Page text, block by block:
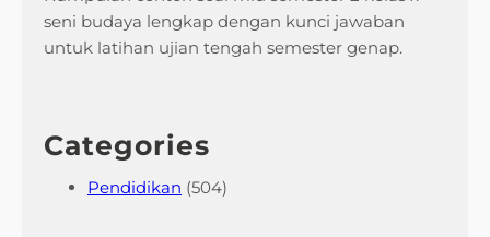
seni budaya lengkap dengan kunci jawaban
untuk latihan ujian tengah semester genap.
Categories
Pendidikan (504)